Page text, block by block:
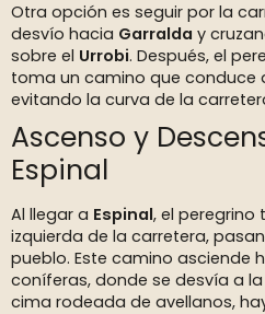
Otra opción es seguir por la
desvío hacia Garralda y
sobre el Urrobi. Después, el
toma un camino que conduce
evitando la curva de la
Ascenso y
Espinal
Al llegar a Espinal, el peregrino
izquierda de la carretera,
pueblo. Este camino asciende
coníferas, donde se desvía a
cima rodeada de avellanos,